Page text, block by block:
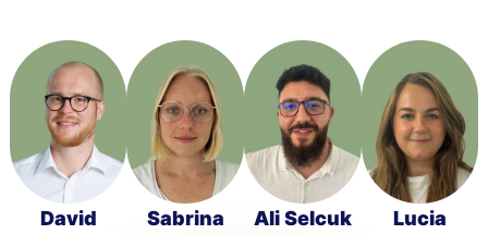
David
Sabrina
Ali Selcuk
Lucia